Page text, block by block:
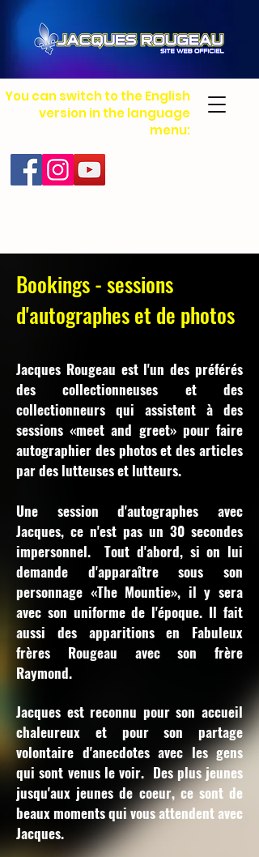
You can switch to the English
version in the language
menu:
Bookings - sessions
d'autographes et de photos
Jacques Rougeau est l'un des préférés
des collectionneuses et des
collectionneurs qui assistent à des
sessions «meet and greet» pour faire
autographier des photos et des articles
par des lutteuses et lutteurs.
Une session d'autographes avec
Jacques, ce n'est pas un 30 secondes
impersonnel. Tout d'abord, si on lui
demande d'apparaître sous son
personnage «The Mountie», il y sera
avec son uniforme de l'époque. Il fait
aussi des apparitions en Fabuleux
frères Rougeau avec son frère
Raymond.
Jacques est reconnu pour son accueil
chaleureux et pour son partage
volontaire d'anecdotes avec les gens
qui sont venus le voir. Des plus jeunes
jusqu'aux jeunes de coeur, ce sont de
beaux moments qui vous attendent avec
Jacques.